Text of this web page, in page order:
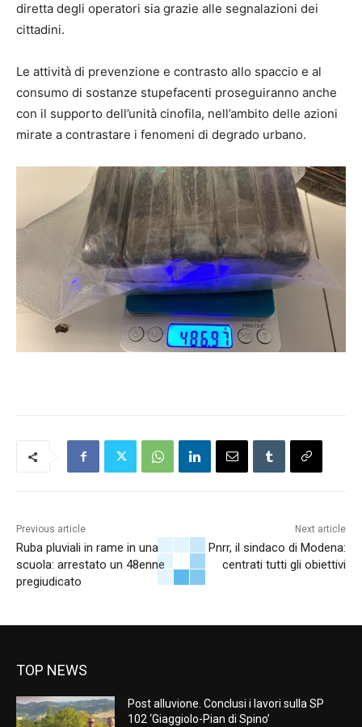
diretta degli operatori sia grazie alle segnalazioni dei
cittadini.
Le attività di prevenzione e contrasto allo spaccio e al
consumo di sostanze stupefacenti proseguiranno anche
con il supporto dell’unità cinofila, nell’ambito delle azioni
mirate a contrastare i fenomeni di degrado urbano.
Previous article
Ruba pluviali in rame in una
scuola: arrestato un 48enne
pregiudicato
Next article
Pnrr, il sindaco di Modena:
centrati tutti gli obiettivi
TOP NEWS
Post alluvione. Conclusi i lavori sulla SP
102 ‘Giaggiolo-Pian di Spino’